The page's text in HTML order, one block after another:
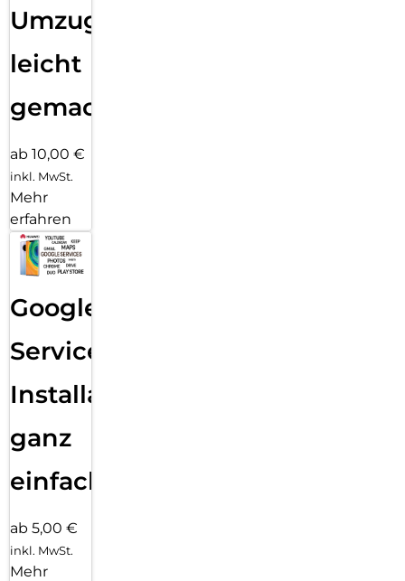
Umzug
leicht
gemacht!
ab 10,00 €
inkl. MwSt.
Mehr
erfahren
Google
Services
Installation
ganz
einfach
ab 5,00 €
inkl. MwSt.
Mehr